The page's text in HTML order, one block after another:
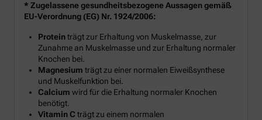
* Zugelassene gesundheitsbezogene Aussagen gemäß
EU-Verordnung (EG) Nr. 1924/2006:
Proteinträgt zur Erhaltung von Muskelmasse, zur
Zunahme an Muskelmasse und zur Erhaltung normaler
Knochen bei.
Magnesium trägt zu einer normalen Eiweißsynthese
und Muskelfunktion bei.
Calcium wird für die Erhaltung normaler Knochen
benötigt.
Vitamin C trägt zu einem normalen